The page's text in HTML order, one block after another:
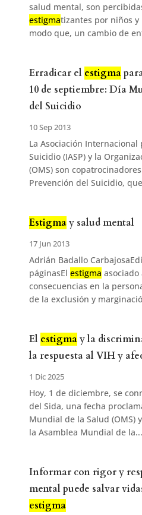
salud mental, son
estigmatizantes por niños y
modo que, un cambio de
Erradicar el estigma
10 de septiembre: Día
del Suicidio
10 Sep 2013
La Asociación
Suicidio (IASP) y la
(OMS) son
Prevención del Suicidio,
Estigmay salud mental
17 Jun 2013
Adrián Badallo
páginasEl estigma
consecuencias en la
de la exclusión y
El estigmay la
la respuesta al VIH y
1 Dic 2025
Hoy, 1 de diciembre, se
del Sida, una fecha
Mundial de la Salud (OMS)
la Asamblea Mundial de la...
Informar con rigor y
mental puede salvar
estigma